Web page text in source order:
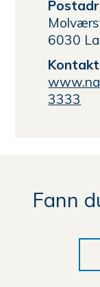
6030
3333
Fann